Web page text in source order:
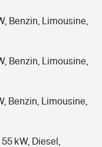
Benzin, Limousine,
Benzin, Limousine,
Benzin, Limousine,
kW, Diesel,